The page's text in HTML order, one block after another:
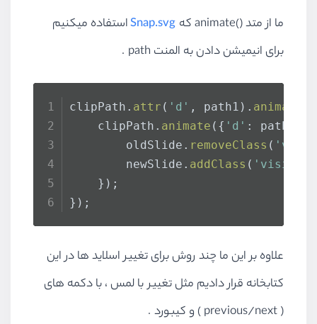
ما از متدanimate()که Snap.svgاستفاده میکنیم
برای انیمیشن دادن به المنت path .
clipPath. attr ( 'd' , path1). animate
	clipPath.
animate ({ 'd' : path3},
		oldSlide.
removeClass (
		newSlide.
addClass ( 'visible'
	});
});
علاوه بر این ما چند روش برای تغییر اسلاید ها در این
کتابخانه قرار دادیم مثل تغییر با لمس ، با دکمه های
( previous/next ) و کیبورد .